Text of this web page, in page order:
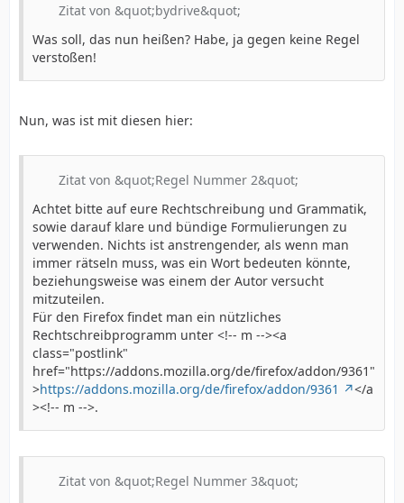
Zitat von &quot;bydrive&quot;
Was soll, das nun heißen? Habe, ja gegen keine Regel
verstoßen!
Nun, was ist mit diesen hier:
Zitat von &quot;Regel Nummer 2&quot;
Achtet bitte auf eure Rechtschreibung und Grammatik,
sowie darauf klare und bündige Formulierungen zu
verwenden. Nichts ist anstrengender, als wenn man
immer rätseln muss, was ein Wort bedeuten könnte,
beziehungsweise was einem der Autor versucht
mitzuteilen.
Für den Firefox findet man ein nützliches
Rechtschreibprogramm unter <!-- m --><a
class="postlink"
href="https://addons.mozilla.org/de/firefox/addon/9361"
>https://addons.mozilla.org/de/firefox/addon/9361
</a
><!-- m -->.
Zitat von &quot;Regel Nummer 3&quot;